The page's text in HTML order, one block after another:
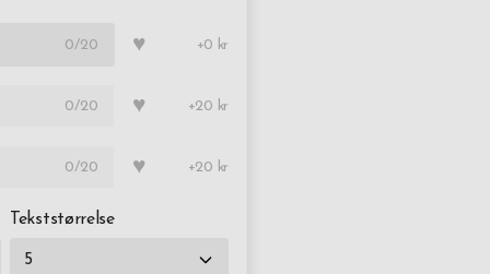
0/20 ♥ +0 kr
0/20 ♥ +20 kr
0/20 ♥ +20 kr
Tekststørrelse